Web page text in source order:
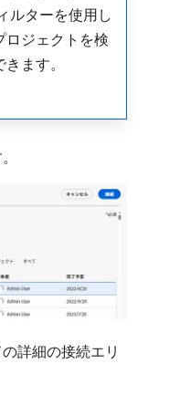
ルターを使用し
ロジェクトを検
ます。
詳細の接続エリ